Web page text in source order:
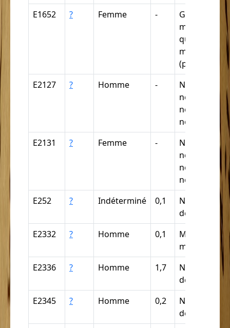
E1652 ? Femme -
Griffe, câpre,
mulâtre,
quarteron,
(par
E2127
? Homme -
Nègre,
négresse,
négrillon,
négritte ...
E2131
? Femme -
Nègre,
négresse,
négrillon,
négritte ...
E252
? Indéterminé 0,1
Nègre (par
déduction)
E2332
? Homme 0,1
Mulâtre,
mulâtresse
E2336
? Homme 1,7
Nègre (par
déduction)
E2345
? Homme 0,2
Nègre (par
déduction)